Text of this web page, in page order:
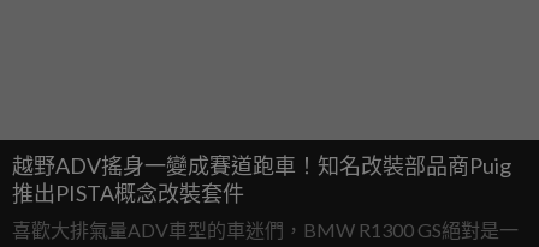
越野ADV搖身一變成賽道跑車！知名改裝部品商Puig
推出PISTA概念改裝套件
喜歡大排氣量ADV車型的車迷們，BMW R1300 GS絕對是一